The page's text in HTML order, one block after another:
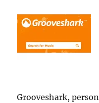
Grooveshark,